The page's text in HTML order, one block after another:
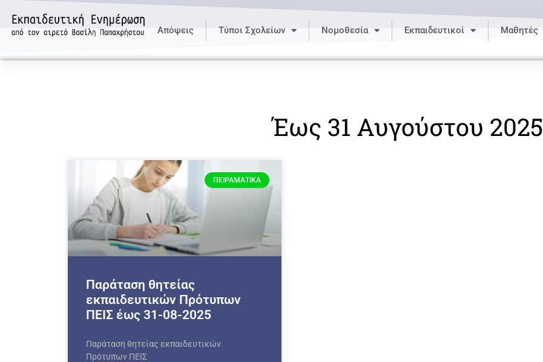
Απόψεις Τύποι Σχολείων Νομοθεσία Εκπαιδευτικοί Μαθητές
Έως 31 Αυγούστου 2025
ΠΕΙΡΑΜΑΤΙΚΆ
Παράταση θητείας
εκπαιδευτικών Πρότυπων
ΠΕΙΣ έως 31-08-2025
Παράταση θητείας εκπαιδευτικών
Πρότυπων ΠΕΙΣ